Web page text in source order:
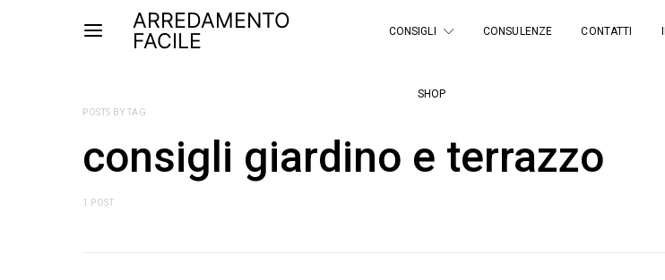
ARREDAMENTO
FACILE
CONSIGLI CONSULENZE CONTATTI
SHOP
POSTS BY TAG
consigli giardino e terrazzo
1 POST